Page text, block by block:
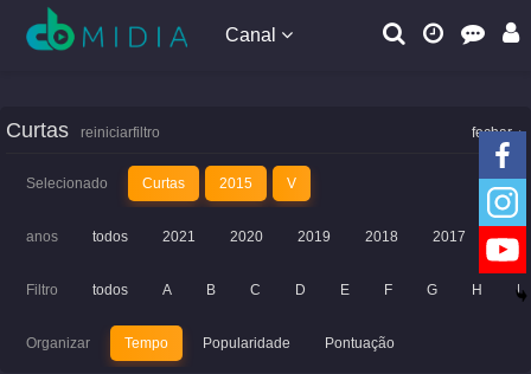
Canal
fechar
Curtas reiniciarfiltro
Selecionado Curtas 2015 V
anos todos 2021 2020 2019 2018 2017
Filtro todos A B C D E F G H I
Organizar Tempo Popularidade Pontuação